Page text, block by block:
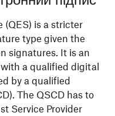
(QES) is a stricter
type given the
signatures. It is an
a qualified digital
by a qualified
The QSCD has to
Service Provider